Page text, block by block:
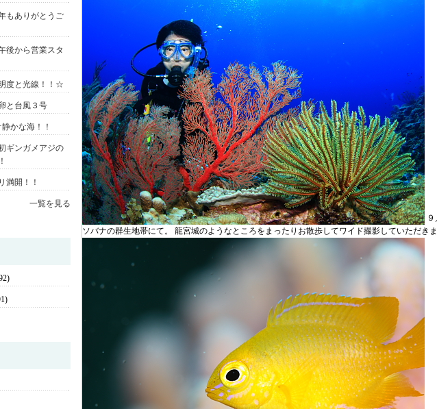
もありがとうご
後から営業スタ
度と光線！！☆
と台風３号
かな海！！
ギンガメアジの
満開！！
一覧を見る
ソバナの群生地帯にて。 龍宮城のようなところをまったりお散歩してワイド撮影していただきま